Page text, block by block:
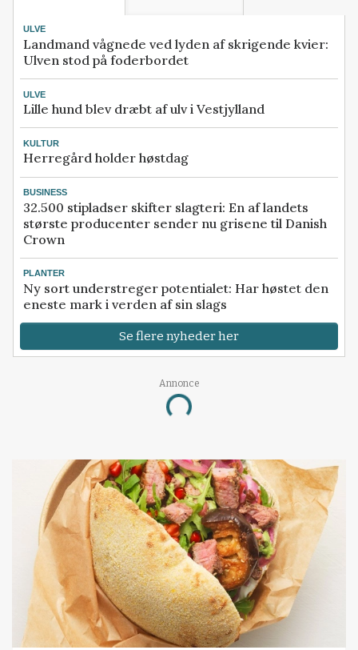
ULVE
Landmand vågnede ved lyden af skrigende kvier:
Ulven stod på foderbordet
ULVE
Lille hund blev dræbt af ulv i Vestjylland
KULTUR
Herregård holder høstdag
BUSINESS
32.500 stipladser skifter slagteri: En af landets
største producenter sender nu grisene til Danish
Crown
PLANTER
Ny sort understreger potentialet: Har høstet den
eneste mark i verden af sin slags
Se flere nyheder her
Annonce
Loading...